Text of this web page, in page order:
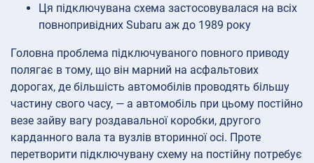
Ця підключувана схема застосовувалася на всіх
повнопривідних Subaru аж до 1989 року
Головна проблема підключуваного повного приводу
полягає в тому, що він марний на асфальтових
дорогах, де більшість автомобілів проводять більшу
частину свого часу, — а автомобіль при цьому постійно
везе зайву вагу роздавальної коробки, другого
карданного вала та вузлів вторинної осі. Проте
перетворити підключувану схему на постійну потребує